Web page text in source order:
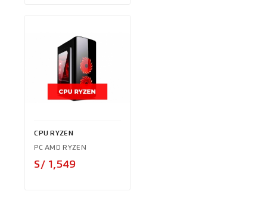
CPU RYZEN
PC AMD RYZEN
S/ 1,549